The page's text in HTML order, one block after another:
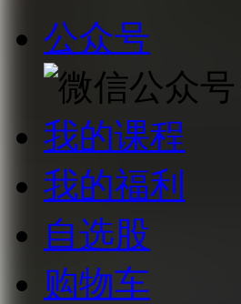
公众号
我的课程
我的福利
自选股
购物车